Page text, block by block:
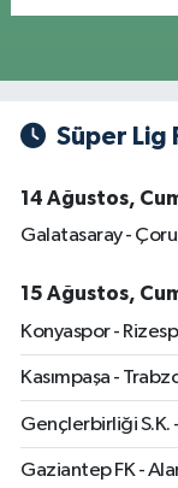
Süper Lig
14 Ağustos,
Galatasaray -
15 Ağustos,
Konyaspor -
Kasımpaşa -
Gençlerbirliği S.K.
Gaziantep FK -